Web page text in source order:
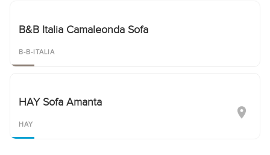
B&B Italia Camaleonda Sofa
B-B-ITALIA
HAY Sofa Amanta
HAY